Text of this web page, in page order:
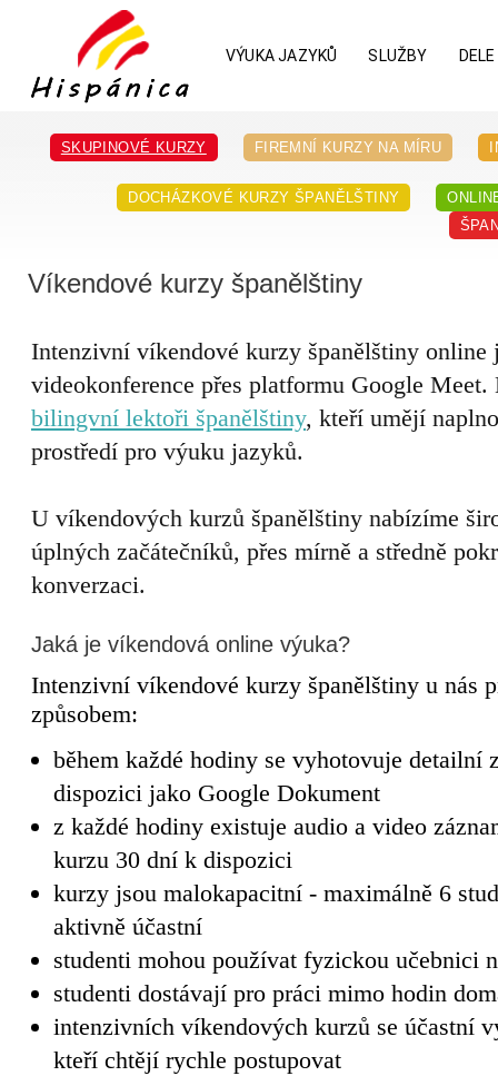
VÝUKA JAZYKŮ SLUŽBY DELE
SKUPINOVÉ KURZY FIREMNÍ KURZY NA MÍRU
DOCHÁZKOVÉ KURZY ŠPANĚLŠTINY
Víkendové kurzy španělštiny
Intenzivní víkendové kurzy španělštiny online
videokonference přes platformu Google
bilingvní lektoři španělštiny, kteří umějí
prostředí pro výuku jazyků.
U víkendových kurzů španělštiny nabízíme
úplných začátečníků, přes mírně a středně
konverzaci.
Jaká je víkendová online výuka?
Intenzivní víkendové kurzy španělštiny u nás
způsobem:
během každé hodiny se vyhotovuje detailní
dispozici jako Google Dokument
z každé hodiny existuje audio a video
kurzu 30 dní k dispozici
kurzy jsou malokapacitní - maximálně 6
aktivně účastní
studenti mohou používat fyzickou učebnici
studenti dostávají pro práci mimo hodin
intenzivních víkendových kurzů se účastní
kteří chtějí rychle postupovat